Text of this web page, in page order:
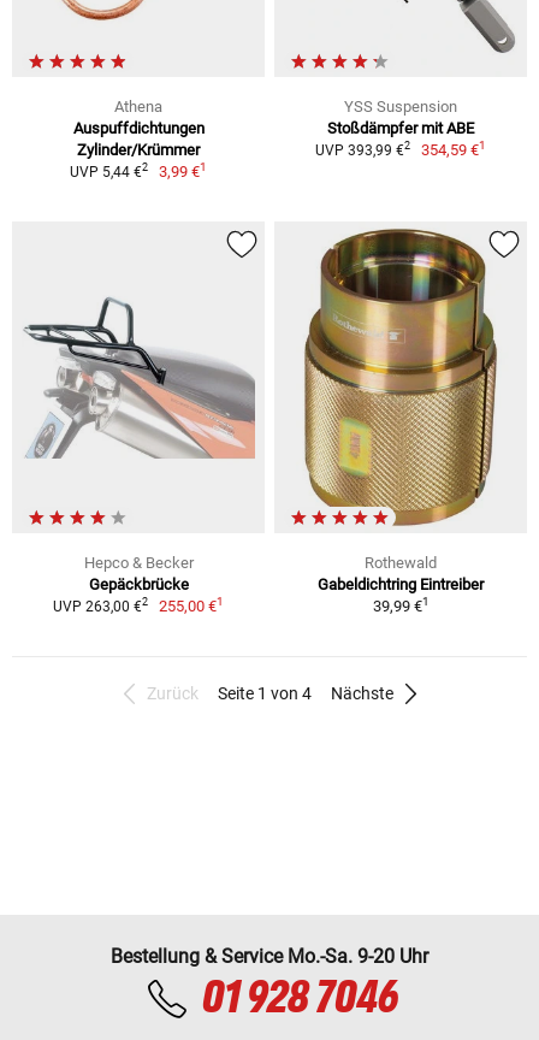
Athena
Auspuffdichtungen
Zylinder/Krümmer
UVP 5,44 €2 3,99 €1
YSS Suspension
Stoßdämpfer mit ABE
UVP 393,99 €2 354,59 €1
Hepco & Becker
Gepäckbrücke
UVP 263,00 €2 255,00 €1
Rothewald
Gabeldichtring Eintreiber
39,99 €1
Zurück Seite 1 von 4 Nächste
Bestellung & Service Mo.-Sa. 9-20 Uhr
01 928 7046